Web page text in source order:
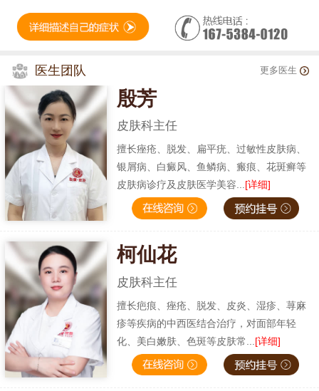
医生团队 更多医生
殷芳
皮肤科主任
擅长痤疮、脱发、扁平疣、过敏性皮肤病、
银屑病、白癜风、鱼鳞病、瘢痕、花斑癣等
皮肤病诊疗及皮肤医学美容... [详细]
柯仙花
皮肤科主任
擅长疤痕、痤疮、脱发、皮炎、湿疹、荨麻
疹等疾病的中西医结合治疗，对面部年轻
化、美白嫩肤、色斑等皮肤常... [详细]